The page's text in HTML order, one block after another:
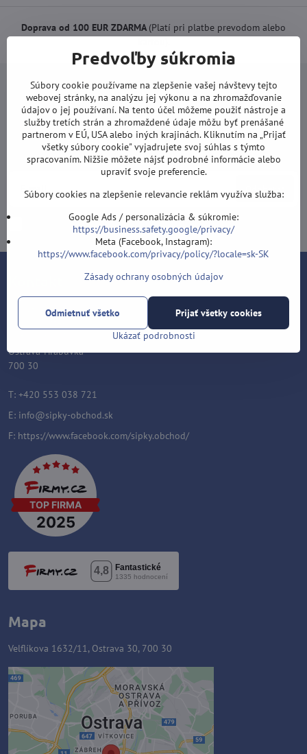
Doprava od 100 EUR ZDARMA(Platí pri platbe prevodom alebo
Newsletter
Odoberať naše novinky:
Odoberať
Chcem sa prihlásiť k odberu noviniek e-mailom
Šípky-obchod.sk
Roman Šostek
Ostrava-Hrabůvka
700 30
T: +420 553 038 721
E: info@sipky-obchod.sk
F: https://www.facebook.com/sipky.obchod/
Mapa
Velflíkova 1632/11, Ostrava 30, 700 30
Externý obsah je blokovaný
Voľbami súkromia
Prajete si načítať externý obsah?
Predvoľby súkromia
Súbory cookie používame na zlepšenie vašej návštevy tejto
webovej stránky, na analýzu jej výkonu a na zhromažďovanie
údajov o jej používaní. Na tento účel môžeme použiť nástroje a
služby tretích strán a zhromaždené údaje môžu byť prenášané
partnerom v EÚ, USA alebo iných krajinách. Kliknutím na „Prijať
všetky súbory cookie" vyjadrujete svoj súhlas s týmto
spracovaním. Nižšie môžete nájsť podrobné informácie alebo
upraviť svoje preferencie.
Súbory cookies na zlepšenie relevancie reklám využíva služba:
Google Ads / personalizácia & súkromie:
https://business.safety.google/privacy/
Meta (Facebook, Instagram):
https://www.facebook.com/privacy/policy/?locale=sk-SK
Zásady ochrany osobných údajov
Ukázať podrobnosti
Prijať všetky cookies
Odmietnuť všetko